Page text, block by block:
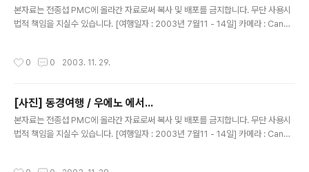
본자료는 전종섭 PMC에 올라간 자료로써 복사 및 배포를 금지합니다. 무단 사용시
법적 책임을 지실수 있습니다. [여행일자 : 2003년 7월11 - 14일] 카메라 : Canon
0 0 2003. 11. 29.
[사진] 동경여행 / 우에노 에서...
본자료는 전종섭 PMC에 올라간 자료로써 복사 및 배포를 금지합니다. 무단 사용시
법적 책임을 지실수 있습니다. [여행일자 : 2003년 7월11 - 14일] 카메라 : Canon